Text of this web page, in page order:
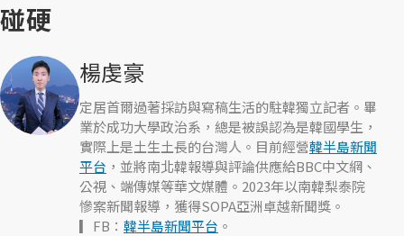
碰硬
楊虔豪
定居首爾過著採訪與寫稿生活的駐韓獨立記者。畢
業於成功大學政治系，總是被誤認為是韓國學生，
實際上是土生土長的台灣人。目前經營韓半島新聞
平台 ，並將南北韓報導與評論供應給BBC中文網、
公視、端傳媒等華文媒體。2023年以南韓梨泰院
慘案新聞報導，獲得SOPA亞洲卓越新聞獎。
▎FB： 韓半島新聞平台 。